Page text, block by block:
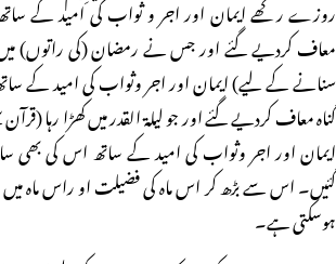
روزے رکھے ایمان اور اجر و ثواب کی امید کے
معاف کردیے گئے اور جس نے رمضان (کی راتوں) میں
سنانے کے لیے) ایمان اور اجر وثواب کی امید کے
گناہ معاف کردیے گئے اور جو لیلۃ القدر میں کھڑا رہا
ایمان اور اجر وثواب کی امید کے ساتھ اس کی بھی
گئیں۔ اس سے بڑھ کر اس ماہ کی فضیلت او راس ماہ
ہوسکتی ہے۔